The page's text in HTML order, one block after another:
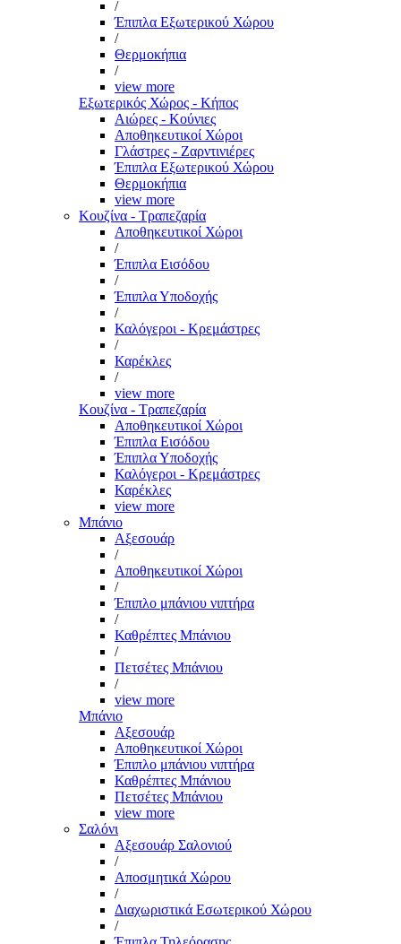
/
Έπιπλα Εξωτερικού Χώρου
/
Θερμοκήπια
/
view more
Εξωτερικός Χώρος - Κήπος
Αιώρες - Κούνιες
Αποθηκευτικοί Χώροι
Γλάστρες - Ζαρντινιέρες
Έπιπλα Εξωτερικού Χώρου
Θερμοκήπια
view more
Κουζίνα - Τραπεζαρία
Αποθηκευτικοί Χώροι
/
Έπιπλα Εισόδου
/
Έπιπλα Υποδοχής
/
Καλόγεροι - Κρεμάστρες
/
Καρέκλες
/
view more
Κουζίνα - Τραπεζαρία
Αποθηκευτικοί Χώροι
Έπιπλα Εισόδου
Έπιπλα Υποδοχής
Καλόγεροι - Κρεμάστρες
Καρέκλες
view more
Μπάνιο
Αξεσουάρ
/
Αποθηκευτικοί Χώροι
/
Έπιπλο μπάνιου νιπτήρα
/
Καθρέπτες Μπάνιου
/
Πετσέτες Μπάνιου
/
view more
Μπάνιο
Αξεσουάρ
Αποθηκευτικοί Χώροι
Έπιπλο μπάνιου νιπτήρα
Καθρέπτες Μπάνιου
Πετσέτες Μπάνιου
view more
Σαλόνι
Αξεσουάρ Σαλονιού
/
Αποσμητικά Χώρου
/
Διαχωριστικά Εσωτερικού Χώρου
/